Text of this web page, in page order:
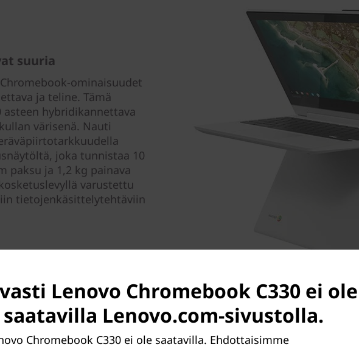
suuria
ominaisuudet
ja teline. Tämä
hybridikannettava
värisenä. Nauti
joka tunnistaa 10
paksu ja 1,2 kg painava
varustettu
tietojenkäsittelytehtäviin
Lenovo Chromebook C330 ei ole
Lenovo.com-sivustolla.
Chromebook C330 ei ole saatavilla. Ehdottaisimme